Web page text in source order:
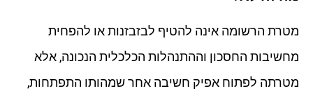
מטרת הרשומה אינה להטיף לבזבזנות או להפחית
מחשיבות החסכון וההתנהלות הכלכלית הנכונה, אלא
מטרתה לפתוח אפיק חשיבה אחר שמהותו התפתחות,